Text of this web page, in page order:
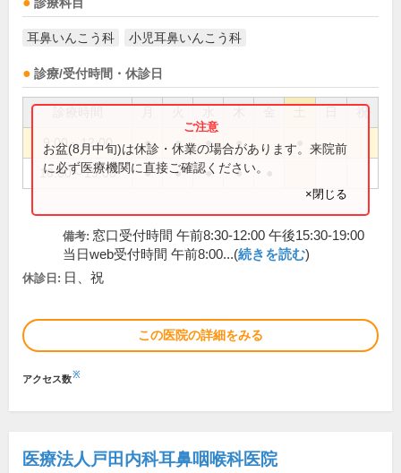
診療科目
耳鼻いんこう科 小児耳鼻いんこう科
診療/受付時間・休診日
祝
9:00～12:00 ● ● ● ●
16:00～19:00 ● ● ● ●
お盆(8月中旬)は休診・休業の場合があります。来院前
に必ず医療機関に直接ご確認ください。
×閉じる
備考: 窓口受付時間 午前8:30-12:00 午後15:30-19:00
当日web受付時間 午前8:00...(続きを読む)
休診日: 日、祝
この医院の詳細をみる
アクセス数※
医療法人戸田内科耳鼻咽喉科医院